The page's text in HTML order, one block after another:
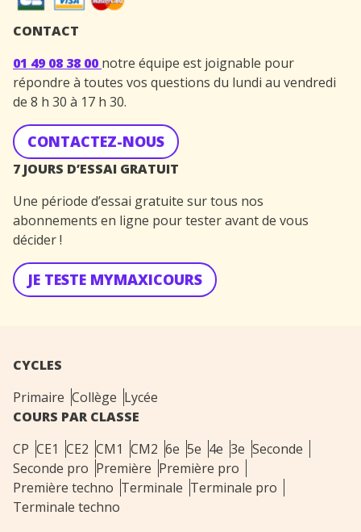
CONTACT
01 49 08 38 00 notre équipe est joignable pour
répondre à toutes vos questions du lundi au vendredi
de 8 h 30 à 17 h 30.
CONTACTEZ-NOUS
7 JOURS D’ESSAI GRATUIT
Une période d’essai gratuite sur tous nos
abonnements en ligne pour tester avant de vous
décider !
JE TESTE MYMAXICOURS
CYCLES
Primaire Collège Lycée
COURS PAR CLASSE
CP CE1 CE2 CM1 CM2 6e 5e 4e 3e Seconde
Seconde pro Première Première pro
Première techno Terminale Terminale pro
Terminale techno